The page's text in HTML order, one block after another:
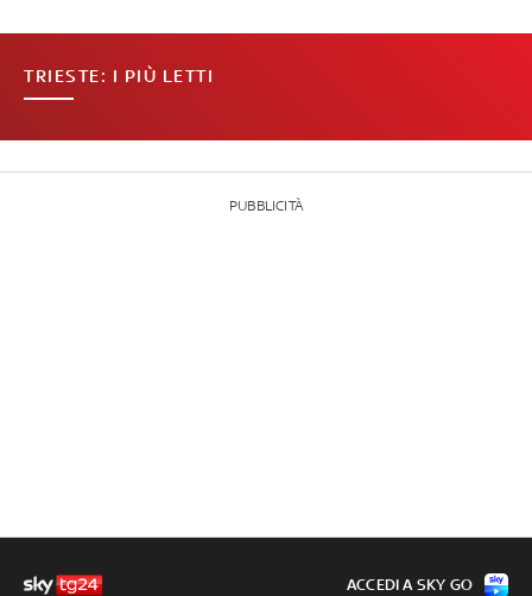
TRIESTE: I PIÙ LETTI
PUBBLICITÀ
ACCEDI A SKY GO